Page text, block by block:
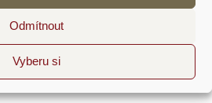
Odmítnout
Vyberu si